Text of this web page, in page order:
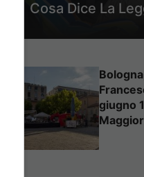
Cosa Dice La
giugno